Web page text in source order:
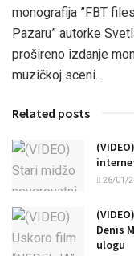
monografija ”FBT
Pazaru” autorke
prošireno izdanje
muzičkoj sceni.
Related posts
26/01/
Denis
ulogu